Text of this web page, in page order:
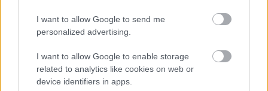
I want to allow Google to send me
personalized advertising.
I want to allow Google to enable storage
related to analytics like cookies on web or
device identifiers in apps.
EADA Business School - Central & Eastern European
Scholarship MBA
University of Córdoba - Grants to support the
achievement of International Mention for doctorates
1.100 €